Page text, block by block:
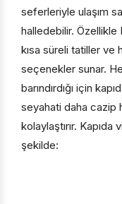
seferleriyle ulaşım
halledebilir. Özellikle
kısa süreli tatiller ve
seçenekler sunar.
barındırdığı için
seyahati daha cazip
kolaylaştırır.
şekilde: